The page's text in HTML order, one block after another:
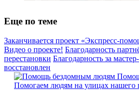
Еще по теме
Заканчивается проект «Экспресс-
Видео о проекте! Благодарность
перестановки Благодарность за
восстановлен
Помогаем людям на улицах нашего